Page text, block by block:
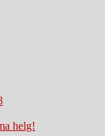
helg!